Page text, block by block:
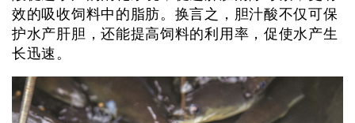
效的吸收饲料中的脂肪。换言之，胆汁酸不仅可保
护水产肝胆，还能提高饲料的利用率，促使水产生
长迅速。